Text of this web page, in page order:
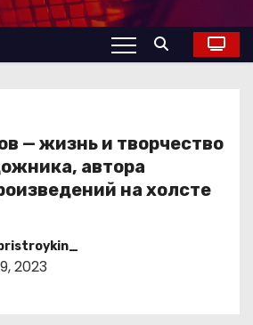
— жизнь и творчество
автора
на холсте
2023